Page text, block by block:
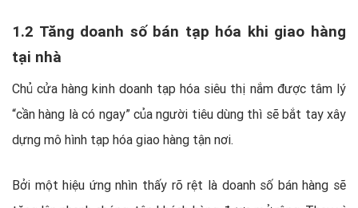
1.2 Tăng doanh số bán tạp hóa khi giao hàng
tại nhà
Chủ cửa hàng kinh doanh tạp hóa siêu thị nắm được tâm lý
“cần hàng là có ngay” của người tiêu dùng thì sẽ bắt tay xây
dựng mô hình tạp hóa giao hàng tận nơi.
Bởi một hiệu ứng nhìn thấy rõ rệt là doanh số bán hàng sẽ